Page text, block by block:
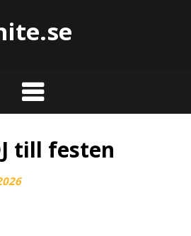
till festen